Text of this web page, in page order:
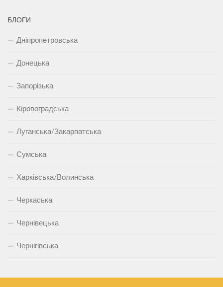
БЛОГИ
Дніпропетровська
Донецька
Запорізька
Кіровоградська
Луганська/Закарпатська
Сумська
Харківська/Волинська
Черкаська
Чернівецька
Чернігівська